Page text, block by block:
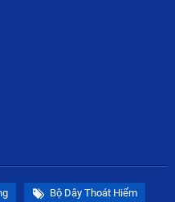
Bộ Dây Thoát Hiểm